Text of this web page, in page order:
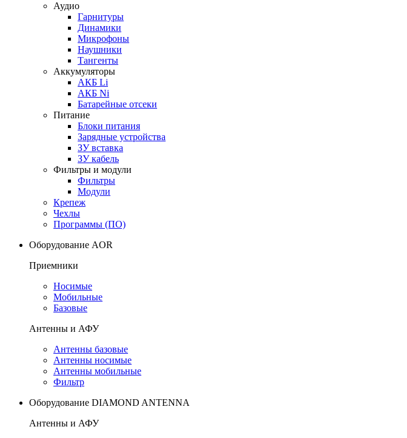
Аудио
Гарнитуры
Динамики
Микрофоны
Наушники
Тангенты
Аккумуляторы
АКБ Li
АКБ Ni
Батарейные отсеки
Питание
Блоки питания
Зарядные устройства
ЗУ вставка
ЗУ кабель
Фильтры и модули
Фильтры
Модули
Крепеж
Чехлы
Программы (ПО)
Оборудование AOR
Приемники
Носимые
Мобильные
Базовые
Антенны и АФУ
Антенны базовые
Антенны носимые
Антенны мобильные
Фильтр
Оборудование DIAMOND ANTENNA
Антенны и АФУ